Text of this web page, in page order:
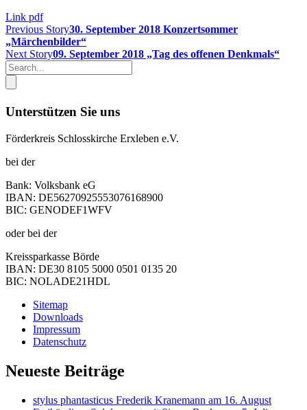
Link pdf
Previous Story30. September 2018 Konzertsommer
„Märchenbilder“
Next Story09. September 2018 „Tag des offenen Denkmals“
Unterstützen Sie uns
Förderkreis Schlosskirche Erxleben e.V.
bei der
Bank: Volksbank eG
IBAN: DE56270925553076168900
BIC: GENODEF1WFV
oder bei der
Kreissparkasse Börde
IBAN: DE30 8105 5000 0501 0135 20
BIC: NOLADE21HDL
Sitemap
Downloads
Impressum
Datenschutz
Neueste Beiträge
stylus phantasticus Frederik Kranemann am 16. August